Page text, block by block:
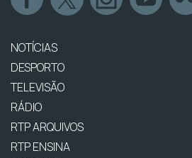
NOTÍCIAS
DESPORTO
TELEVISÃO
RÁDIO
RTP ARQUIVOS
RTP ENSINA